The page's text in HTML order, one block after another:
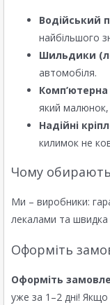
Водійський
найбільшого
Шильдики
автомобіля.
який малюнок,
Надійні
килимок не
Чому
Ми – виробники:
лекалами та швидка
Оформіть
Оформіть
уже за 1–2 дні!